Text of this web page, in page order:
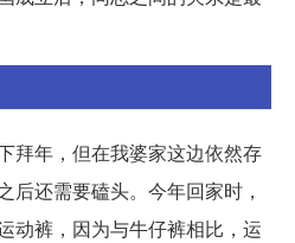
拜年，但在我婆家这边依然存
后还需要磕头。今年回家时，
动裤，因为与牛仔裤相比，运